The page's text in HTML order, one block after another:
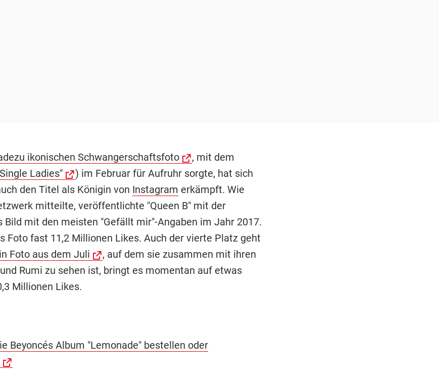
ikonischen Schwangerschaftsfoto
, mit dem
Ladies"
) im Februar für Aufruhr sorgte, hat sich
den Titel als Königin von Instagram erkämpft. Wie
mitteilte, veröffentlichte "Queen B" mit der
Bild mit den meisten "Gefällt mir"-Angaben im Jahr 2017.
Foto fast 11,2 Millionen Likes. Auch der vierte Platz geht
Foto aus dem Juli
, auf dem sie zusammen mit ihren
Rumi zu sehen ist, bringt es momentan auf etwas
Millionen Likes.
Beyoncés Album "Lemonade" bestellen oder